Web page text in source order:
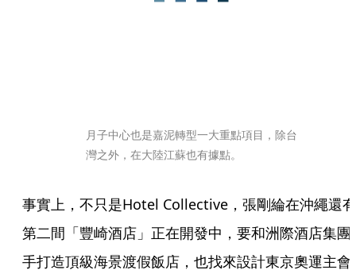
月子中心也是嘉泥轉型一大重點項目，除台
灣之外，在大陸江蘇也有據點。
事實上，不只是Hotel Collective，張剛綸在沖繩還有
第二間「豐崎酒店」正在開發中，要和洲際酒店集團
手打造頂級海景渡假飯店，也找來設計東京奧運主會